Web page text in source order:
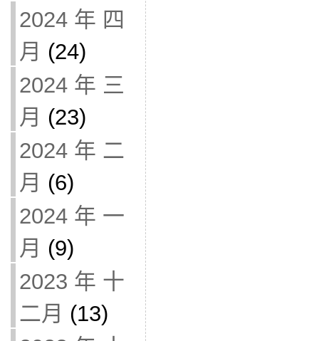
2024 年 四
月 (24)
2024 年 三
月 (23)
2024 年 二
月 (6)
2024 年 一
月 (9)
2023 年 十
二月 (13)